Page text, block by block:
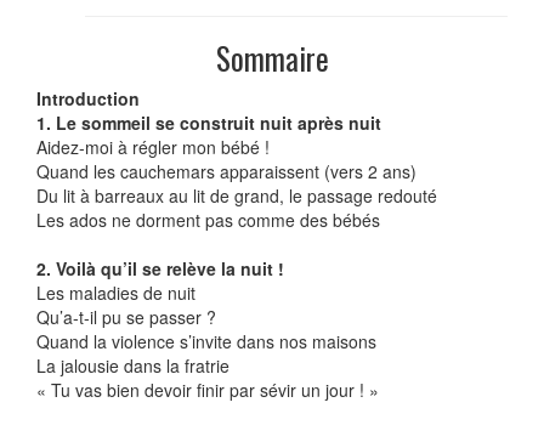
Sommaire
Introduction
1. Le sommeil se construit nuit après nuit
Aidez-moi à régler mon bébé !
Quand les cauchemars apparaissent (vers 2 ans)
Du lit à barreaux au lit de grand, le passage redouté
Les ados ne dorment pas comme des bébés
2. Voilà qu’il se relève la nuit !
Les maladies de nuit
Qu’a-t-il pu se passer ?
Quand la violence s’invite dans nos maisons
La jalousie dans la fratrie
« Tu vas bien devoir finir par sévir un jour ! »